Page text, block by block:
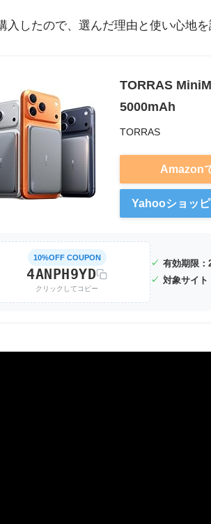
入したので、選んだ理由と使い心地を
TORRAS
5000mAh
TORRAS
Amazon
Yahooショッ
10%OFF COUPON
4ANPH9YD
クリックしてコピー
✓ 有効期限：
✓ 対象サイ